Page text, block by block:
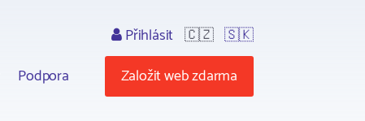
Podpora
Přihlásit 🇨🇿 🇸🇰
Založit web zdarma